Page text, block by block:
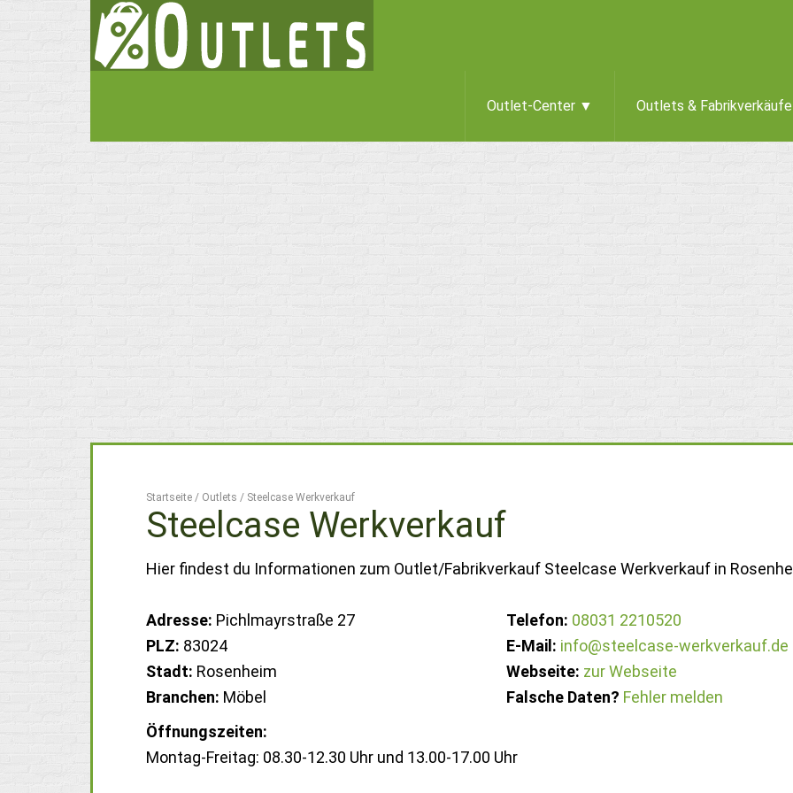
Outlet-Center ▼ Outlets &
Startseite / Outlets / Steelcase Werkverkauf
Steelcase Werkverkauf
Hier findest du Informationen zum Outlet/Fabrikverkauf Steelcase Werkverkauf in
Adresse: Pichlmayrstraße 27
PLZ: 83024
Stadt: Rosenheim
Branchen: Möbel
Telefon: 08031 2210520
E-Mail: info@steelcase-werkverkauf.de
Webseite: zur Webseite
Falsche Daten? Fehler melden
Öffnungszeiten:
Montag-Freitag: 08.30-12.30 Uhr und 13.00-17.00 Uhr